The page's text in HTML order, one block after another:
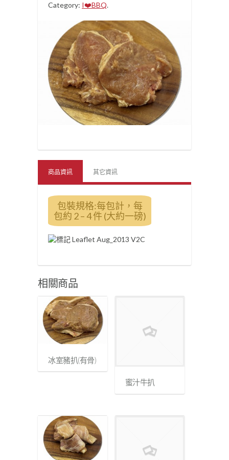
Category: I❤️‍BBQ.
商品資訊 其它資訊
包裝規格:每包計，每
包約 2 – 4 件 (大約一磅)
相關商品
冰室豬扒(有骨)
蜜汁牛扒